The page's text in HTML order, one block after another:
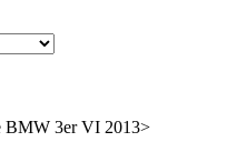
BMW 3er VI 2013>